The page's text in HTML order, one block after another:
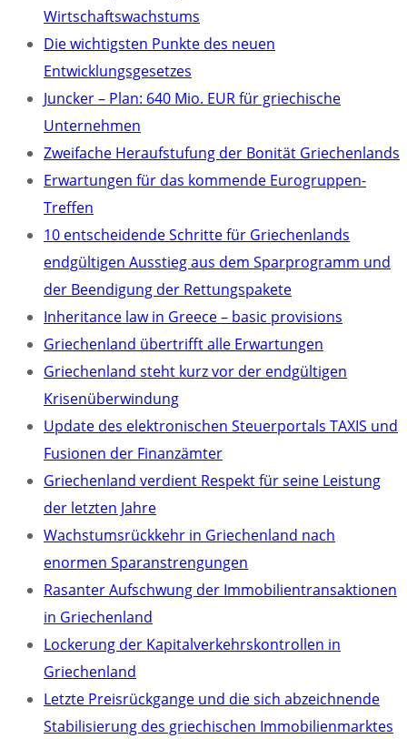
Wirtschaftswachstums
Die wichtigsten Punkte des neuen
Entwicklungsgesetzes
Juncker – Plan: 640 Mio. EUR für griechische
Unternehmen
Zweifache Heraufstufung der Bonität Griechenlands
Erwartungen für das kommende Eurogruppen-
Treffen
10 entscheidende Schritte für Griechenlands
endgültigen Ausstieg aus dem Sparprogramm und
der Beendigung der Rettungspakete
Inheritance law in Greece – basic provisions
Griechenland übertrifft alle Erwartungen
Griechenland steht kurz vor der endgültigen
Krisenüberwindung
Update des elektronischen Steuerportals TAXIS und
Fusionen der Finanzämter
Griechenland verdient Respekt für seine Leistung
der letzten Jahre
Wachstumsrückkehr in Griechenland nach
enormen Sparanstrengungen
Rasanter Aufschwung der Immobilientransaktionen
in Griechenland
Lockerung der Kapitalverkehrskontrollen in
Griechenland
Letzte Preisrückgange und die sich abzeichnende
Stabilisierung des griechischen Immobilienmarktes